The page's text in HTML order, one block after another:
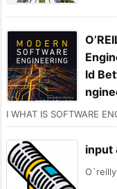
ld
I WHAT IS SOFTWARE
input